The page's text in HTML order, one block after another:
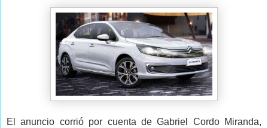
El anuncio corrió por cuenta de Gabriel Cordo Miranda,